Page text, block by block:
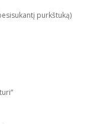
purkštuką)